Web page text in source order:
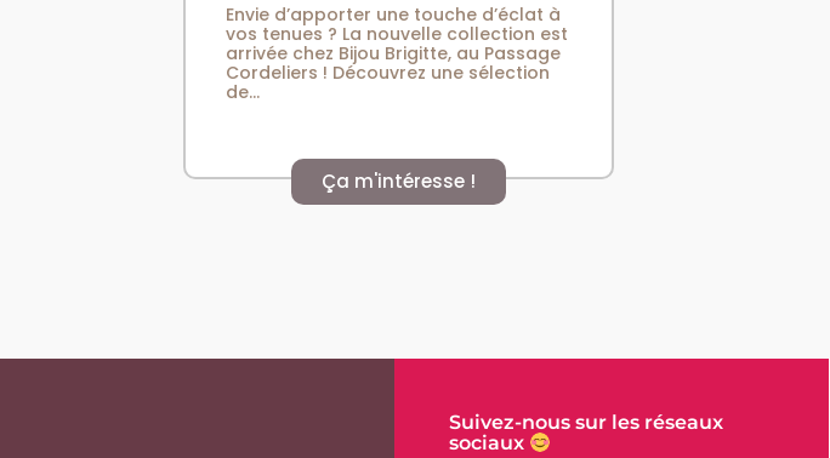
Envie d’apporter une touche d’éclat à
vos tenues ? La nouvelle collection est
arrivée chez Bijou Brigitte, au Passage
Cordeliers ! Découvrez une sélection
de...
Ça m'intéresse !
Suivez-nous sur les réseaux
sociaux